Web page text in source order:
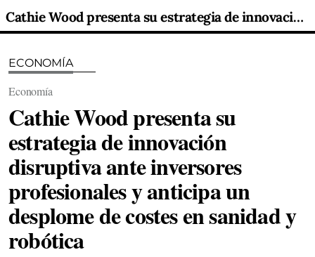
Cathie Wood presenta su estrategia de innovación disruptiva ante inversores profesionales y anticipa un desplome de costes en sanidad y robótica
ECONOMÍA
Economía
Cathie Wood presenta su
estrategia de innovación
disruptiva ante inversores
profesionales y anticipa un
desplome de costes en sanidad y
robótica